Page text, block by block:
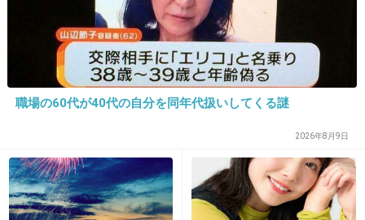
2014/06/03(火) 10:40:31
やーーーめーーーてーーーーーー；＿；
+289
24. 匿名2014/06/03(火) 10:40:32
実写化以外のドラマって作れないの？
職場の60代が40代の自分を同年代扱いしてくる謎
2026年8月9日